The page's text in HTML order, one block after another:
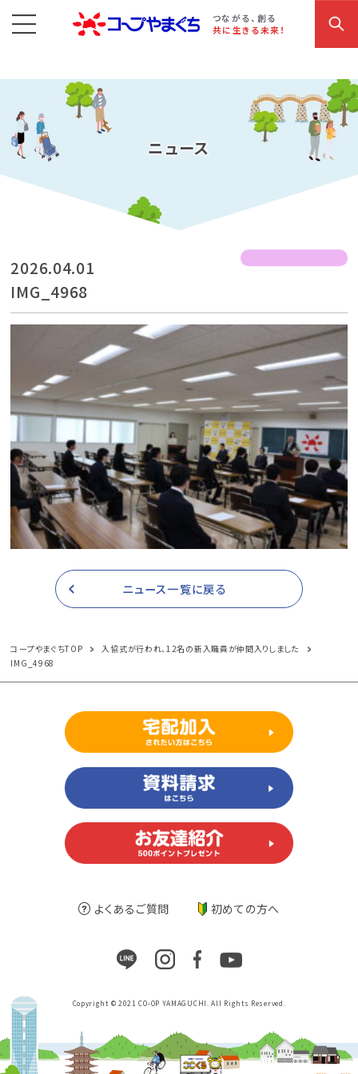
つながる、創る
共に生きる未来！
コープやまぐち お買い物・サービス こだわり商品 参加・イベント情報
ニュース
2026.04.01
IMG_4968
ニュース一覧に戻る
コープやまぐちTOP
入協式が行われ、12名の新入職員が仲間入りしました
IMG_4968
よくあるご質問 初めての方へ
Copyright © 2021 CO-OP YAMAGUCHI. All Rights Reserved.